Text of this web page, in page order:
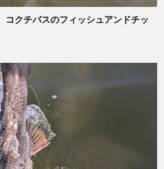
コクチバスのフィッシュアンドチッ